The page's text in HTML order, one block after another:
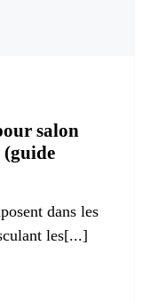
salon
(guide
dans les
les[...]